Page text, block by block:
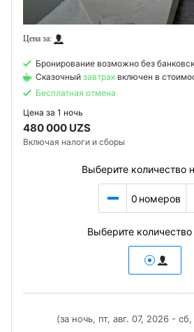
Бронирование возможно без
Сказочный завтрак включен в
Бесплатная отмена
Цена за 1 ночь
480 000 UZS
Включая налоги и сборы
Выберите количество
0 номеров
Выберите количество
(за ночь, пт, авг. 07, 2026 -